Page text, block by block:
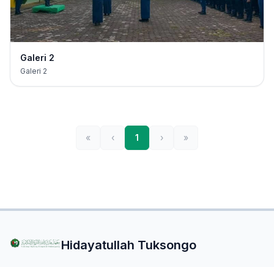
Galeri 2
Galeri 2
« ‹ 1 › »
Hidayatullah Tuksongo